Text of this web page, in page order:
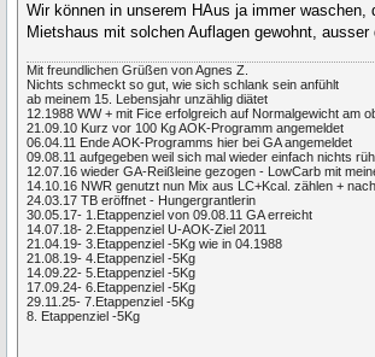
Wir können in unserem HAus ja immer
Mietshaus mit solchen Auflagen gewohnt,
Mit freundlichen Grüßen von Agnes Z.
Nichts schmeckt so gut, wie sich schlank sein anfühlt
ab meinem 15. Lebensjahr unzählig diätet
12.1988 WW + mit Fice erfolgreich auf Normalgewicht am
21.09.10 Kurz vor 100 Kg AOK-Programm angemeldet
06.04.11 Ende AOK-Programms hier bei GA angemeldet
09.08.11 aufgegeben weil sich mal wieder einfach nichts
12.07.16 wieder GA-Reißleine gezogen - LowCarb mit
14.10.16 NWR genutzt nun Mix aus LC+Kcal. zählen +
24.03.17 TB eröffnet - Hungergrantlerin
30.05.17- 1.Etappenziel von 09.08.11 GA erreicht
14.07.18- 2.Etappenziel U-AOK-Ziel 2011
21.04.19- 3.Etappenziel -5Kg wie in 04.1988
21.08.19- 4.Etappenziel -5Kg
14.09.22- 5.Etappenziel -5Kg
17.09.24- 6.Etappenziel -5Kg
29.11.25- 7.Etappenziel -5Kg
8. Etappenziel -5Kg